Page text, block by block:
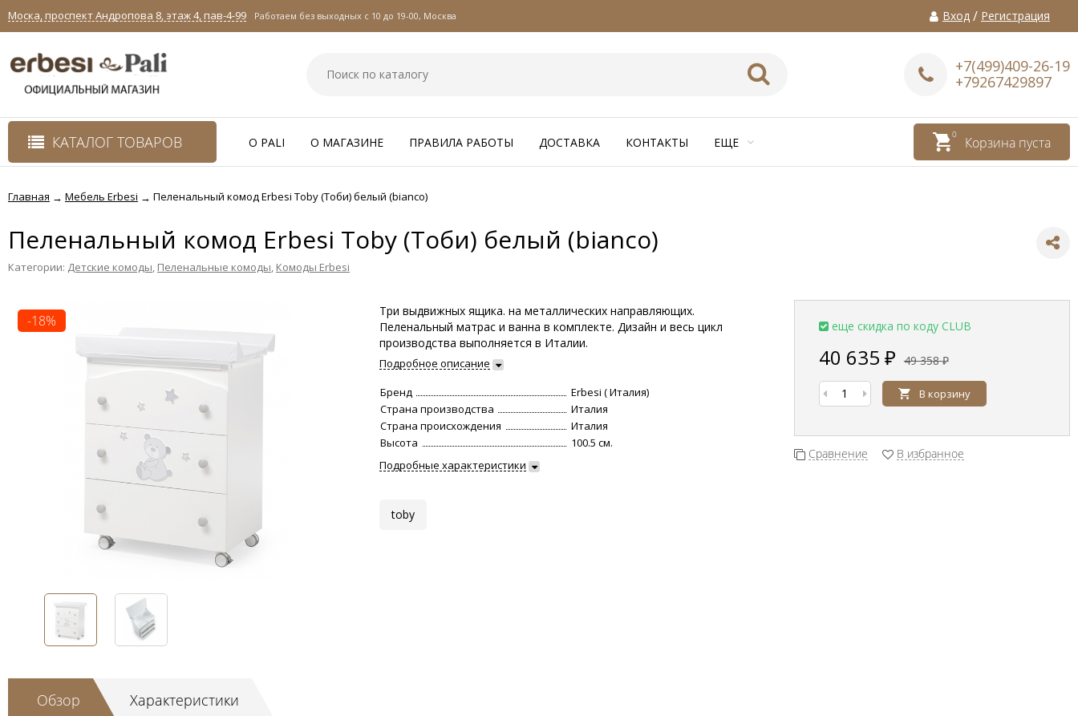
Моска, проспект Андропова 8, этаж 4, пав-4-99 Работаем без выходных с 10 до 19-00, Москва Вход / Регистрация
+7(499)409-26-19
+79267429897
КАТАЛОГ ТОВАРОВ Корзина пуста
0
O PALI О МАГАЗИНЕ ПРАВИЛА РАБОТЫ ДОСТАВКА КОНТАКТЫ ЕЩЕ
Главная → Мебель Erbesi → Пеленальный комод Erbesi Toby (Тоби) белый (bianco)
Пеленальный комод Erbesi Toby (Тоби) белый (bianco)
Категории: Детские комоды, Пеленальные комоды, Комоды Erbesi
-18% еще скидка по коду CLUB
40 635 ₽ 49 358₽
В корзину
Сравнение В избранное
Три выдвижных ящика. на металлических направляющих.
Пеленальный матрас и ванна в комплекте. Дизайн и весь цикл
производства выполняется в Италии.
Подробное описание
Бренд
Erbesi ( Италия)
Страна производства
Италия
Страна происхождения
Италия
Высота
100.5 см.
Подробные характеристики
toby
Обзор Характеристики